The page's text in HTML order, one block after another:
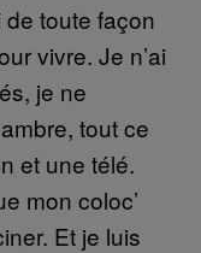
de toute façon
vivre. Je n’ai
je ne
tout ce
et une télé.
mon coloc’
Et je luis